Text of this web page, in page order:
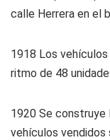
calle Herrera en el
1918 Los
ritmo de 48
1920 Se construye
vehículos vendidos